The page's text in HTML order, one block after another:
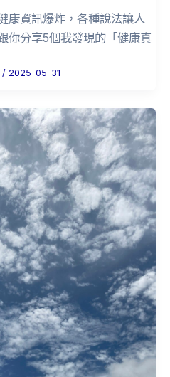
康資訊爆炸，各種說法讓人
你分享5個我發現的「健康真
/ 2025-05-31